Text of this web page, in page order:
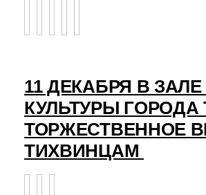
11 ДЕКАБРЯ В
КУЛЬТУРЫ
ТОРЖЕСТВЕННОЕ
ТИХВИНЦАМ